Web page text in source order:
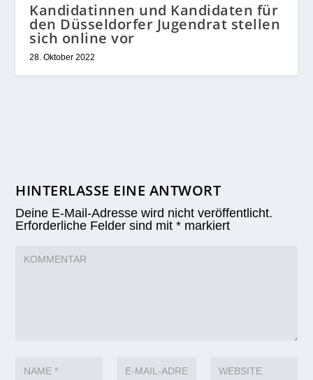
Kandidatinnen und Kandidaten für
den Düsseldorfer Jugendrat stellen
sich online vor
28. Oktober 2022
HINTERLASSE EINE ANTWORT
Deine E-Mail-Adresse wird nicht veröffentlicht.
Erforderliche Felder sind mit* markiert